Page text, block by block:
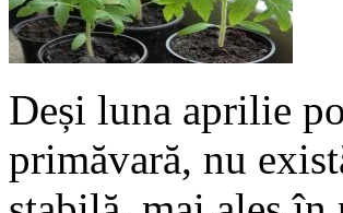
Deși luna aprilie
primăvară, nu